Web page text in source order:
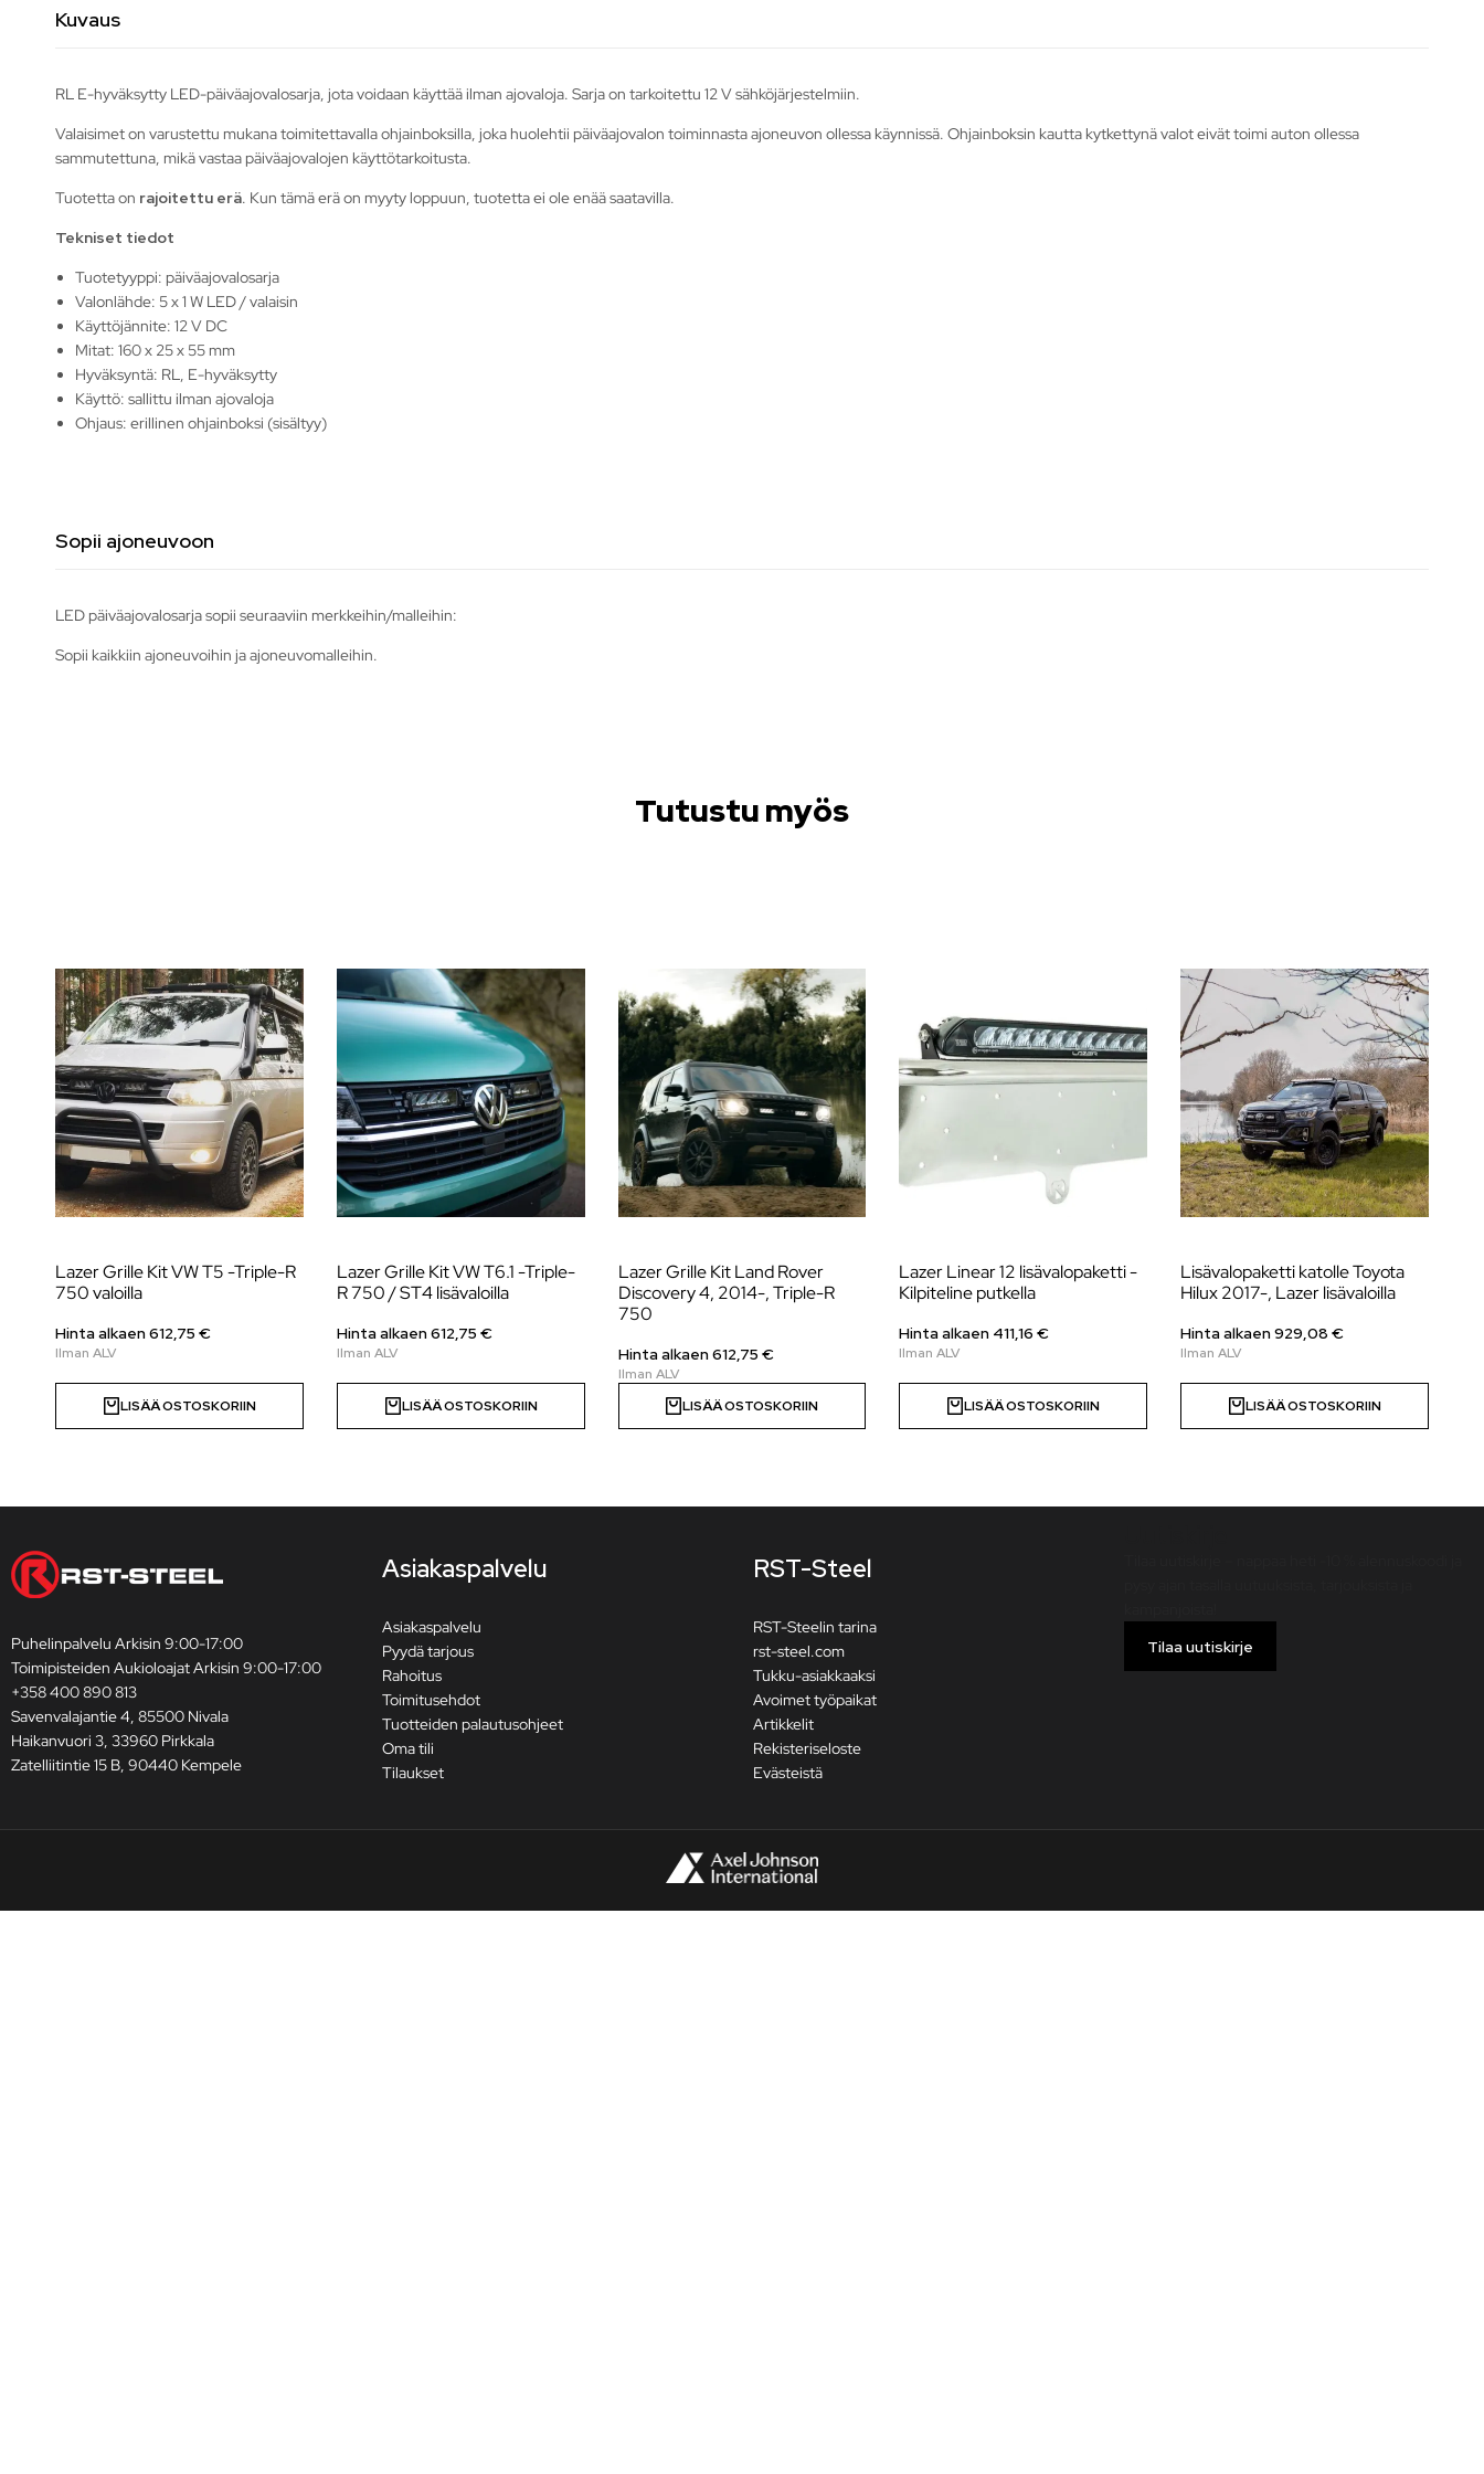
Kuvaus
RL E-hyväksytty LED-päiväajovalosarja, jota voidaan käyttää ilman ajovaloja. Sarja on tarkoitettu 12 V sähköjärjestelmiin.
Valaisimet on varustettu mukana toimitettavalla ohjainboksilla, joka huolehtii päiväajovalon toiminnasta ajoneuvon ollessa käynnissä. Ohjainboksin kautta kytkettynä valot eivät toimi auton ollessa
sammutettuna, mikä vastaa päiväajovalojen käyttötarkoitusta.
Tuotetta on rajoitettu erä. Kun tämä erä on myyty loppuun, tuotetta ei ole enää saatavilla.
Tekniset tiedot
Tuotetyyppi: päiväajovalosarja
Valonlähde: 5 x 1 W LED / valaisin
Käyttöjännite: 12 V DC
Mitat: 160 x 25 x 55 mm
Hyväksyntä: RL, E-hyväksytty
Käyttö: sallittu ilman ajovaloja
Ohjaus: erillinen ohjainboksi (sisältyy)
Sopii ajoneuvoon
LED päiväajovalosarja sopii seuraaviin merkkeihin/malleihin:
Sopii kaikkiin ajoneuvoihin ja ajoneuvomalleihin.
Tutustu myös
Lazer Grille Kit VW T5 -Triple-R
750 valoilla
Hinta alkaen612,75 €
LISÄÄ OSTOSKORIIN
Lazer Grille Kit VW T6.1 -Triple-
R 750 / ST4 lisävaloilla
Hinta alkaen612,75 €
LISÄÄ OSTOSKORIIN
Lazer Grille Kit Land Rover
Discovery 4, 2014-, Triple-R
750
Hinta alkaen612,75 €
LISÄÄ OSTOSKORIIN
Lazer Linear 12 lisävalopaketti -
Kilpiteline putkella
Hinta alkaen 411,16€
LISÄÄ OSTOSKORIIN
Lisävalopaketti katolle Toyota
Hilux 2017-, Lazer lisävaloilla
Hinta alkaen929,08€
LISÄÄ OSTOSKORIIN
Puhelinpalvelu Arkisin 9:00-17:00
Toimipisteiden Aukioloajat Arkisin 9:00-17:00
+358 400 890 813
Savenvalajantie 4, 85500 Nivala
Haikanvuori 3, 33960 Pirkkala
Zatelliitintie 15 B, 90440 Kempele
Asiakaspalvelu
Asiakaspalvelu
Pyydä tarjous
Rahoitus
Toimitusehdot
Tuotteiden palautusohjeet
Oma tili
Tilaukset
RST-Steel
RST-Steelin tarina
rst-steel.com
Tukku-asiakkaaksi
Avoimet työpaikat
Artikkelit
Rekisteriseloste
Evästeistä
Tilaa uutiskirje